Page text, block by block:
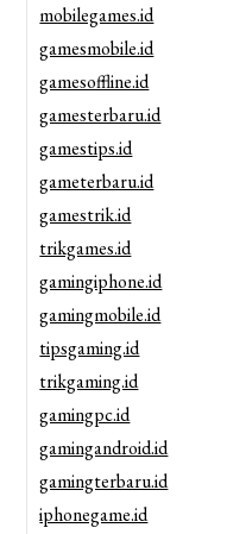
mobilegames.id
gamesmobile.id
gamesoffline.id
gamesterbaru.id
gamestips.id
gameterbaru.id
gamestrik.id
trikgames.id
gamingiphone.id
gamingmobile.id
tipsgaming.id
trikgaming.id
gamingpc.id
gamingandroid.id
gamingterbaru.id
iphonegame.id